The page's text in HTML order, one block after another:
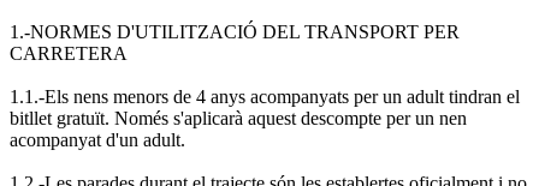
1.-NORMES D'UTILITZACIÓ DEL TRANSPORT PER
CARRETERA
1.1.-Els nens menors de 4 anys acompanyats per un adult tindran el
bitllet gratuït. Només s'aplicarà aquest descompte per un nen
acompanyat d'un adult.